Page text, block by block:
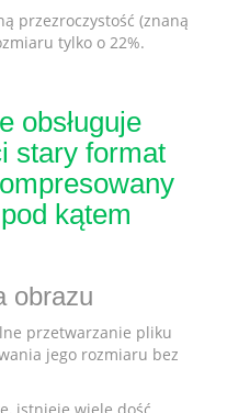
przezroczystość (znaną
tylko o 22%.
obsługuje
stary format
kątem
obrazu
przetwarzanie pliku
jego rozmiaru bez